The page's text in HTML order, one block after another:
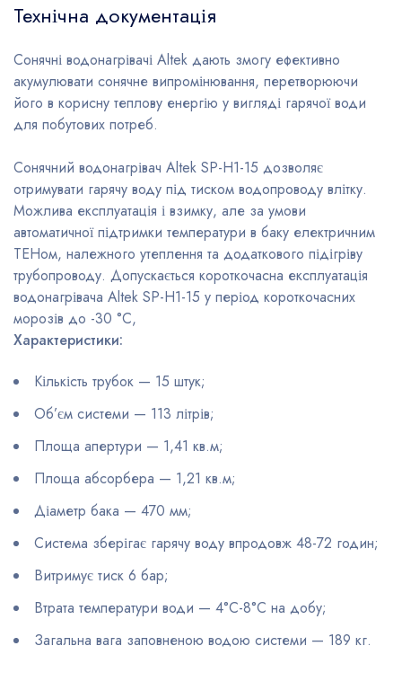
Технічна документація
Сонячні водонагрівачі Altek дають змогу ефективно
акумулювати сонячне випромінювання, перетворюючи
його в корисну теплову енергію у вигляді гарячої води
для побутових потреб.
Сонячний водонагрівач Altek SP-H1-15 дозволяє
отримувати гарячу воду під тиском водопроводу влітку.
Можлива експлуатація і взимку, але за умови
автоматичної підтримки температури в баку електричним
ТЕНом, належного утеплення та додаткового підігріву
трубопроводу. Допускається короткочасна експлуатація
водонагрівача Altek SP-H1-15 у період короткочасних
морозів до -30 °C,
Характеристики:
Кількість трубок — 15 штук;
Об’єм системи — 113 літрів;
Площа апертури — 1,41 кв.м;
Площа абсорбера — 1,21 кв.м;
Діаметр бака — 470 мм;
Система зберігає гарячу воду впродовж 48-72 годин;
Витримує тиск 6 бар;
Втрата температури води — 4°С-8°C на добу;
Загальна вага заповненою водою системи — 189 кг.